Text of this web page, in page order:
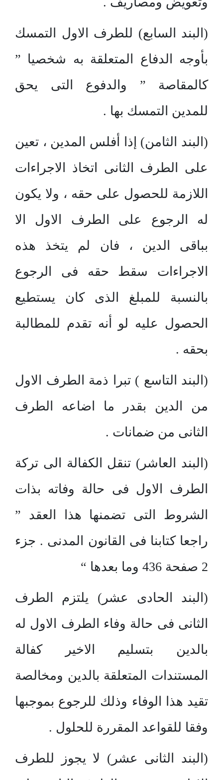
(البند السابع) للطرف الاول التمسك
بأوجه الدفاع المتعلقة به شخصيا ”
كالمقاصة ” والدفوع التى يحق
للمدين التمسك بها .
(البند الثامن) إذا أفلس المدين ، تعين
على الطرف الثانى اتخاذ الاجراءات
اللازمة للحصول على حقه ، ولا يكون
له الرجوع على الطرف الاول الا
بباقى الدين ، فان لم يتخذ هذه
الاجراءات سقط حقه فى الرجوع
بالنسبة للمبلغ الذى كان يستطيع
الحصول عليه لو أنه تقدم للمطالبة
بحقه .
(البند التاسع ) تبرا ذمة الطرف الاول
من الدين بقدر ما اضاعه الطرف
الثانى من ضمانات .
(البند العاشر) تنقل الكفالة الى تركة
الطرف الاول فى حالة وفاته بذات
الشروط التى تضمنها هذا العقد ”
راجعا كتابنا فى القانون المدنى . جزء
2 صفحة 436 وما بعدها “
(البند الحادى عشر) يلتزم الطرف
الثانى فى حالة وفاء الطرف الاول له
بالدين بتسليم الاخير كفالة
المستندات المتعلقة بالدين ومخالصة
تقيد هذا الوفاء وذلك للرجوع بموجبها
وفقا للقواعد المقررة للحلول .
(البند الثانى عشر) لا يجوز للطرف